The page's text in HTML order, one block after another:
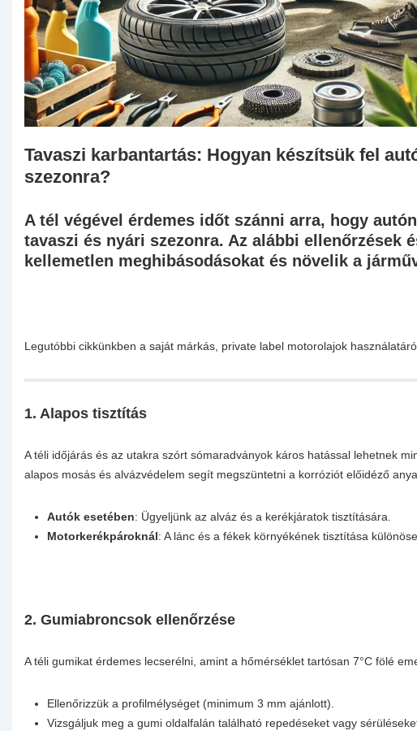
Tavaszi karbantartás: Hogyan készítsük fel
szezonra?
A tél végével érdemes időt szánni arra, hogy
tavaszi és nyári szezonra. Az alábbi ellenőrzések
kellemetlen meghibásodásokat és növelik a
Legutóbbi cikkünkben a saját márkás, private label motorolajok
1. Alapos tisztítás
A téli időjárás és az utakra szórt sómaradványok káros hatással lehetnek
alapos mosás és alvázvédelem segít megszüntetni a korróziót előidéző
Autók esetében: Ügyeljünk az alváz és a kerékjáratok tisztítására.
Motorkerékpároknál: A lánc és a fékek környékének tisztítása
2. Gumiabroncsok ellenőrzése
A téli gumikat érdemes lecserélni, amint a hőmérséklet tartósan 7°C fölé
Ellenőrizzük a profilmélységet (minimum 3 mm ajánlott).
Vizsgáljuk meg a gumi oldalfalán található repedéseket vagy